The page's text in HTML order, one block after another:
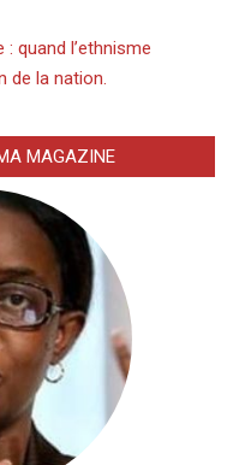
: quand l’ethnisme
de la nation.
MAGAZINE